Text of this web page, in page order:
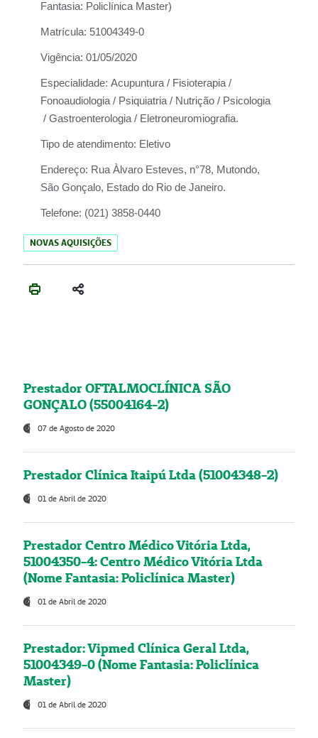
Fantasia: Policlínica Master)
Matrícula: 51004349-0
Vigência: 01/05/2020
Especialidade: Acupuntura / Fisioterapia /
Fonoaudiologia / Psiquiatria / Nutrição / Psicologia
/ Gastroenterologia / Eletroneuromiografia.
Tipo de atendimento: Eletivo
Endereço: Rua Àlvaro Esteves, n°78, Mutondo,
São Gonçalo, Estado do Rio de Janeiro.
Telefone: (021) 3858-0440
NOVAS AQUISIÇÕES
Prestador OFTALMOCLÍNICA SÃO
GONÇALO (55004164-2)
07 de Agosto de 2020
Prestador Clínica Itaipú Ltda (51004348-2)
01 de Abril de 2020
Prestador Centro Médico Vitória Ltda,
51004350-4: Centro Médico Vitória Ltda
(Nome Fantasia: Policlínica Master)
01 de Abril de 2020
Prestador: Vipmed Clínica Geral Ltda,
51004349-0 (Nome Fantasia: Policlínica
Master)
01 de Abril de 2020